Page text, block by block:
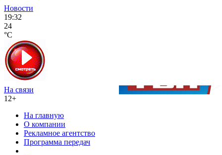
Новости
19:32
24
°C
На связи
12+
На главную
О компании
Рекламное агентство
Программа передач